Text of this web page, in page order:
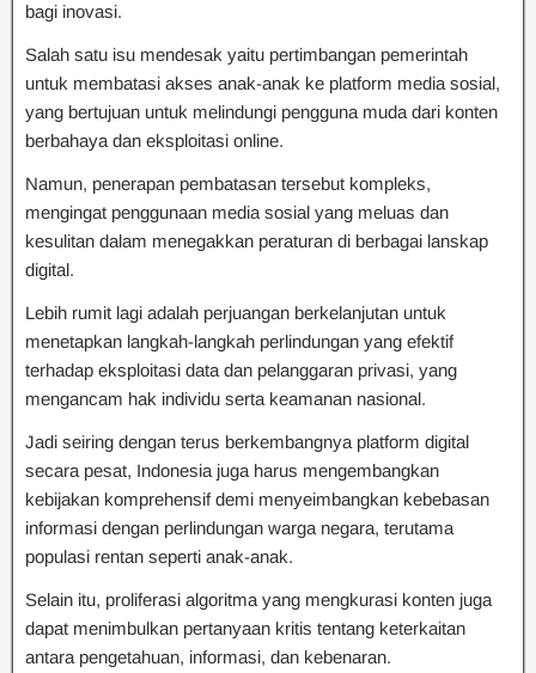
bagi inovasi.
Salah satu isu mendesak yaitu pertimbangan pemerintah
untuk membatasi akses anak-anak ke platform media sosial,
yang bertujuan untuk melindungi pengguna muda dari konten
berbahaya dan eksploitasi online.
Namun, penerapan pembatasan tersebut kompleks,
mengingat penggunaan media sosial yang meluas dan
kesulitan dalam menegakkan peraturan di berbagai lanskap
digital.
Lebih rumit lagi adalah perjuangan berkelanjutan untuk
menetapkan langkah-langkah perlindungan yang efektif
terhadap eksploitasi data dan pelanggaran privasi, yang
mengancam hak individu serta keamanan nasional.
Jadi seiring dengan terus berkembangnya platform digital
secara pesat, Indonesia juga harus mengembangkan
kebijakan komprehensif demi menyeimbangkan kebebasan
informasi dengan perlindungan warga negara, terutama
populasi rentan seperti anak-anak.
Selain itu, proliferasi algoritma yang mengkurasi konten juga
dapat menimbulkan pertanyaan kritis tentang keterkaitan
antara pengetahuan, informasi, dan kebenaran.